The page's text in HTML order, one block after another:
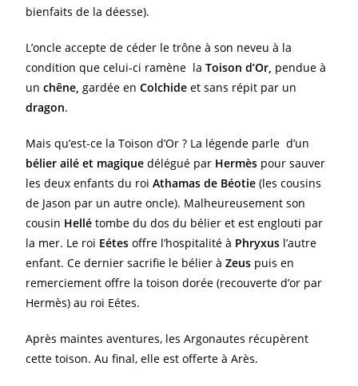
bienfaits de la déesse).
L’oncle accepte de céder le trône à son neveu à la
condition que celui-ci ramène laToison d’Or, pendue à
un chêne, gardée enColchide et sans répit par un
dragon.
Mais qu’est-ce la Toison d’Or ? La légende parle d’un
bélier ailé et magique délégué par Hermès pour sauver
les deux enfants du roiAthamas de Béotie (les cousins
de Jason par un autre oncle). Malheureusement son
cousin Hellé tombe du dos du bélier et est englouti par
la mer. Le roi Eétes offre l’hospitalité à Phryxus l’autre
enfant. Ce dernier sacrifie le bélier àZeus puis en
remerciement offre la toison dorée (recouverte d’or par
Hermès) au roi Eétes.
Après maintes aventures, les Argonautes récupèrent
cette toison. Au final, elle est offerte à Arès.